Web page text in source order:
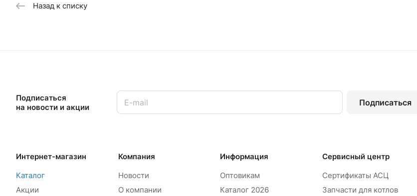
Назад к списку
Подписаться
на новости и акции
Подписаться
Интернет-магазин
Каталог
Акции
Компания
Новости
О компании
Информация
Оптовикам
Каталог 2026
Сервисный центр
Сертификаты АСЦ
Запчасти для котлов